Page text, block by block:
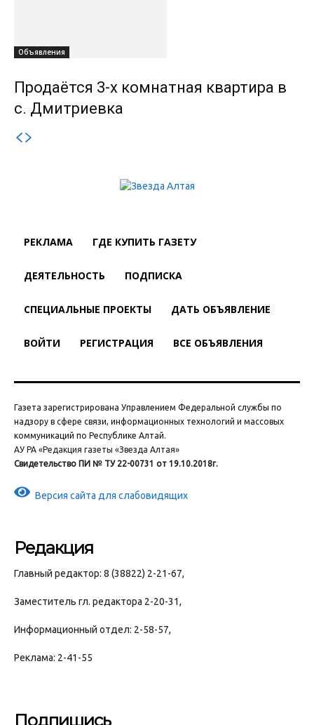
Объявления
Продаётся 3-х комнатная квартира в
с. Дмитриевка
РЕКЛАМА ГДЕ КУПИТЬ ГАЗЕТУ
ДЕЯТЕЛЬНОСТЬ ПОДПИСКА
СПЕЦИАЛЬНЫЕ ПРОЕКТЫ ДАТЬ ОБЪЯВЛЕНИЕ
ВОЙТИ РЕГИСТРАЦИЯ ВСЕ ОБЪЯВЛЕНИЯ
Газета зарегистрирована Управлением Федеральной службы по
надзору в сфере связи, информационных технологий и массовых
коммуникаций по Республике Алтай.
АУ РА «Редакция газеты «Звезда Алтая»
Свидетельство ПИ № ТУ 22-00731 от 19.10.2018г.
Версия сайта для слабовидящих
Редакция
Главный редактор: 8 (38822) 2-21-67,
Заместитель гл. редактора 2-20-31,
Информационный отдел: 2-58-57,
Реклама: 2-41-55
Подпишись